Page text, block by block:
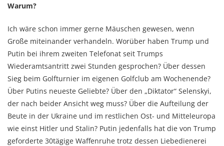
Warum?
Ich wäre schon immer gerne Mäuschen gewesen, wenn
Große miteinander verhandeln. Worüber haben Trump und
Putin bei ihrem zweiten Telefonat seit Trumps
Wiederamtsantritt zwei Stunden gesprochen? Über dessen
Sieg beim Golfturnier im eigenen Golfclub am Wochenende?
Über Putins neueste Geliebte? Über den „Diktator“ Selenskyi,
der nach beider Ansicht weg muss? Über die Aufteilung der
Beute in der Ukraine und im restlichen Ost- und Mitteleuropa
wie einst Hitler und Stalin? Putin jedenfalls hat die von Trump
geforderte 30tägige Waffenruhe trotz dessen Liebedienerei